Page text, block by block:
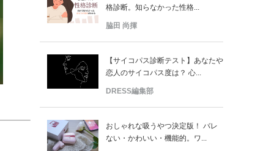
格診断。知らなかった性格...
脇田 尚揮
【サイコパス診断テスト】あなたや
恋人のサイコパス度は？ 心...
DRESS編集部
おしゃれな吸うやつ決定版！ バレ
ない・かわいい・機能的。ワ...